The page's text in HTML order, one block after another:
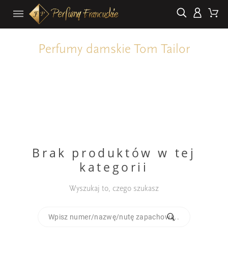
Perfumy damskie Tom Tailor
Brak produktów w tej
kategorii
Wyszukaj to, czego szukasz